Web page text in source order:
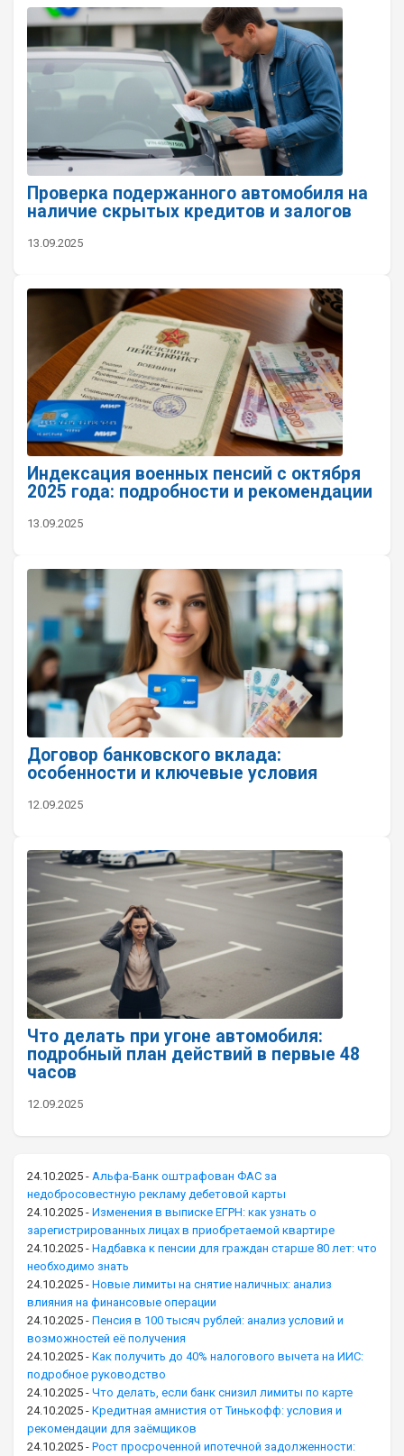
Проверка подержанного автомобиля на
наличие скрытых кредитов и залогов
13.09.2025
Индексация военных пенсий с октября
2025 года: подробности и рекомендации
13.09.2025
Договор банковского вклада:
особенности и ключевые условия
12.09.2025
Что делать при угоне автомобиля:
подробный план действий в первые 48
часов
12.09.2025
24.10.2025 - Альфа-Банк оштрафован ФАС за
недобросовестную рекламу дебетовой карты
24.10.2025 - Изменения в выписке ЕГРН: как узнать о
зарегистрированных лицах в приобретаемой квартире
24.10.2025 - Надбавка к пенсии для граждан старше 80 лет: что
необходимо знать
24.10.2025 - Новые лимиты на снятие наличных: анализ
влияния на финансовые операции
24.10.2025 - Пенсия в 100 тысяч рублей: анализ условий и
возможностей её получения
24.10.2025 - Как получить до 40% налогового вычета на ИИС:
подробное руководство
24.10.2025 - Что делать, если банк снизил лимиты по карте
24.10.2025 - Кредитная амнистия от Тинькофф: условия и
рекомендации для заёмщиков
24.10.2025 - Рост просроченной ипотечной задолженности: